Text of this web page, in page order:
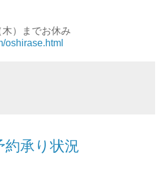
）までお休み
oshirase.html
約承り状況